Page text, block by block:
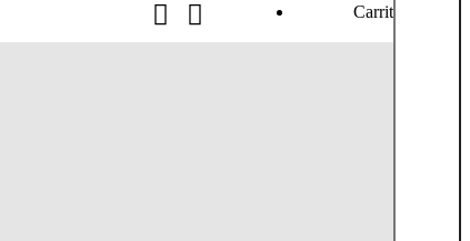
Carrito vacío